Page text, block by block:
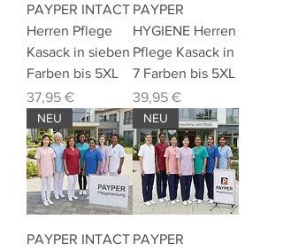
PAYPER INTACT
Herren Pflege
Kasack in sieben
Farben bis 5XL
Preis
37,95 €
PAYPER
HYGIENE Herren
Pflege Kasack in
7 Farben bis 5XL
Preis
39,95 €
NEU
PAYPER INTACT
NEU
PAYPER